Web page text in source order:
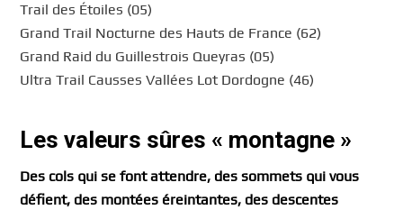
Trail des Étoiles (05)
Grand Trail Nocturne des Hauts de France (62)
Grand Raid du Guillestrois Queyras (05)
Ultra Trail Causses Vallées Lot Dordogne (46)
Les valeurs sûres « montagne »
Des cols qui se font attendre, des sommets qui vous
défient, des montées éreintantes, des descentes